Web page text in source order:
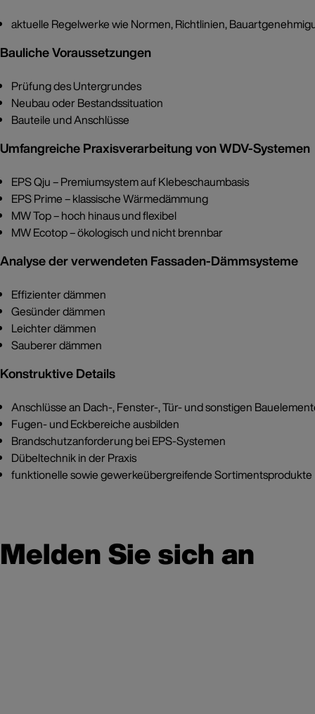
aktuelle Regelwerke wie Normen, Richtlinien,
Bauliche Voraussetzungen
Prüfung des Untergrundes
Neubau oder Bestandssituation
Bauteile und Anschlüsse
Umfangreiche Praxisverarbeitung von WDV-Systemen
EPS Qju – Premiumsystem auf Klebeschaumbasis
EPS Prime – klassische Wärmedämmung
MW Top – hoch hinaus und flexibel
MW Ecotop – ökologisch und nicht brennbar
Analyse der verwendeten Fassaden-Dämmsysteme
Effizienter dämmen
Gesünder dämmen
Leichter dämmen
Sauberer dämmen
Konstruktive Details
Anschlüsse an Dach-, Fenster-, Tür- und sonstigen
Fugen- und Eckbereiche ausbilden
Brandschutzanforderung bei EPS-Systemen
Dübeltechnik in der Praxis
funktionelle sowie gewerkeübergreifende Sortimentsprodukte
Melden Sie sich an